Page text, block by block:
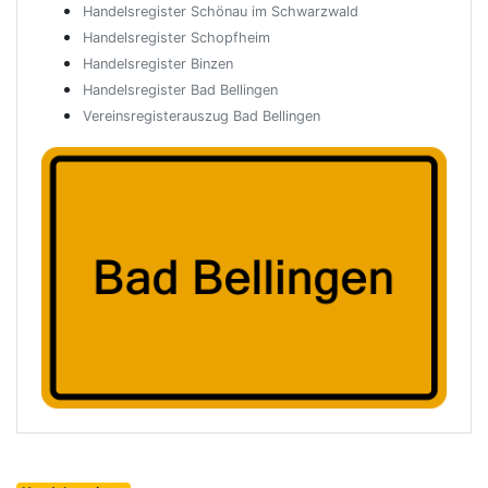
Handelsregister Schönau im Schwarzwald
Handelsregister Schopfheim
Handelsregister Binzen
Handelsregister Bad Bellingen
Vereinsregisterauszug Bad Bellingen